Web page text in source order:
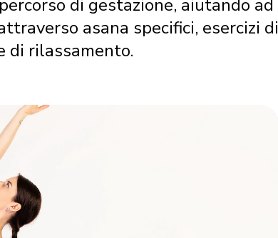
di gestazione, aiutando ad
asana specifici, esercizi di
di rilassamento.
(quello che utilizzi per
milanoyogaspace.com)